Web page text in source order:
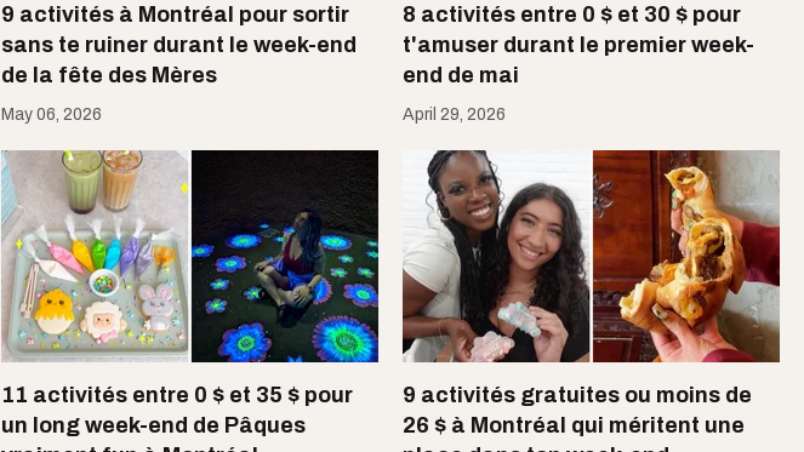
9 activités à Montréal pour sortir
sans te ruiner durant le week-end
de la fête des Mères
May 06, 2026
8 activités entre 0 $ et 30 $ pour
t'amuser durant le premier week-
end de mai
April 29, 2026
11 activités entre 0 $ et 35 $ pour
un long week-end de Pâques
9 activités gratuites ou moins de
26 $ à Montréal qui méritent une